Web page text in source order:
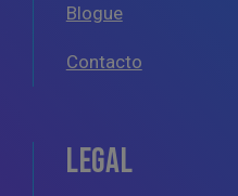
Blogue
Contacto
LEGAL